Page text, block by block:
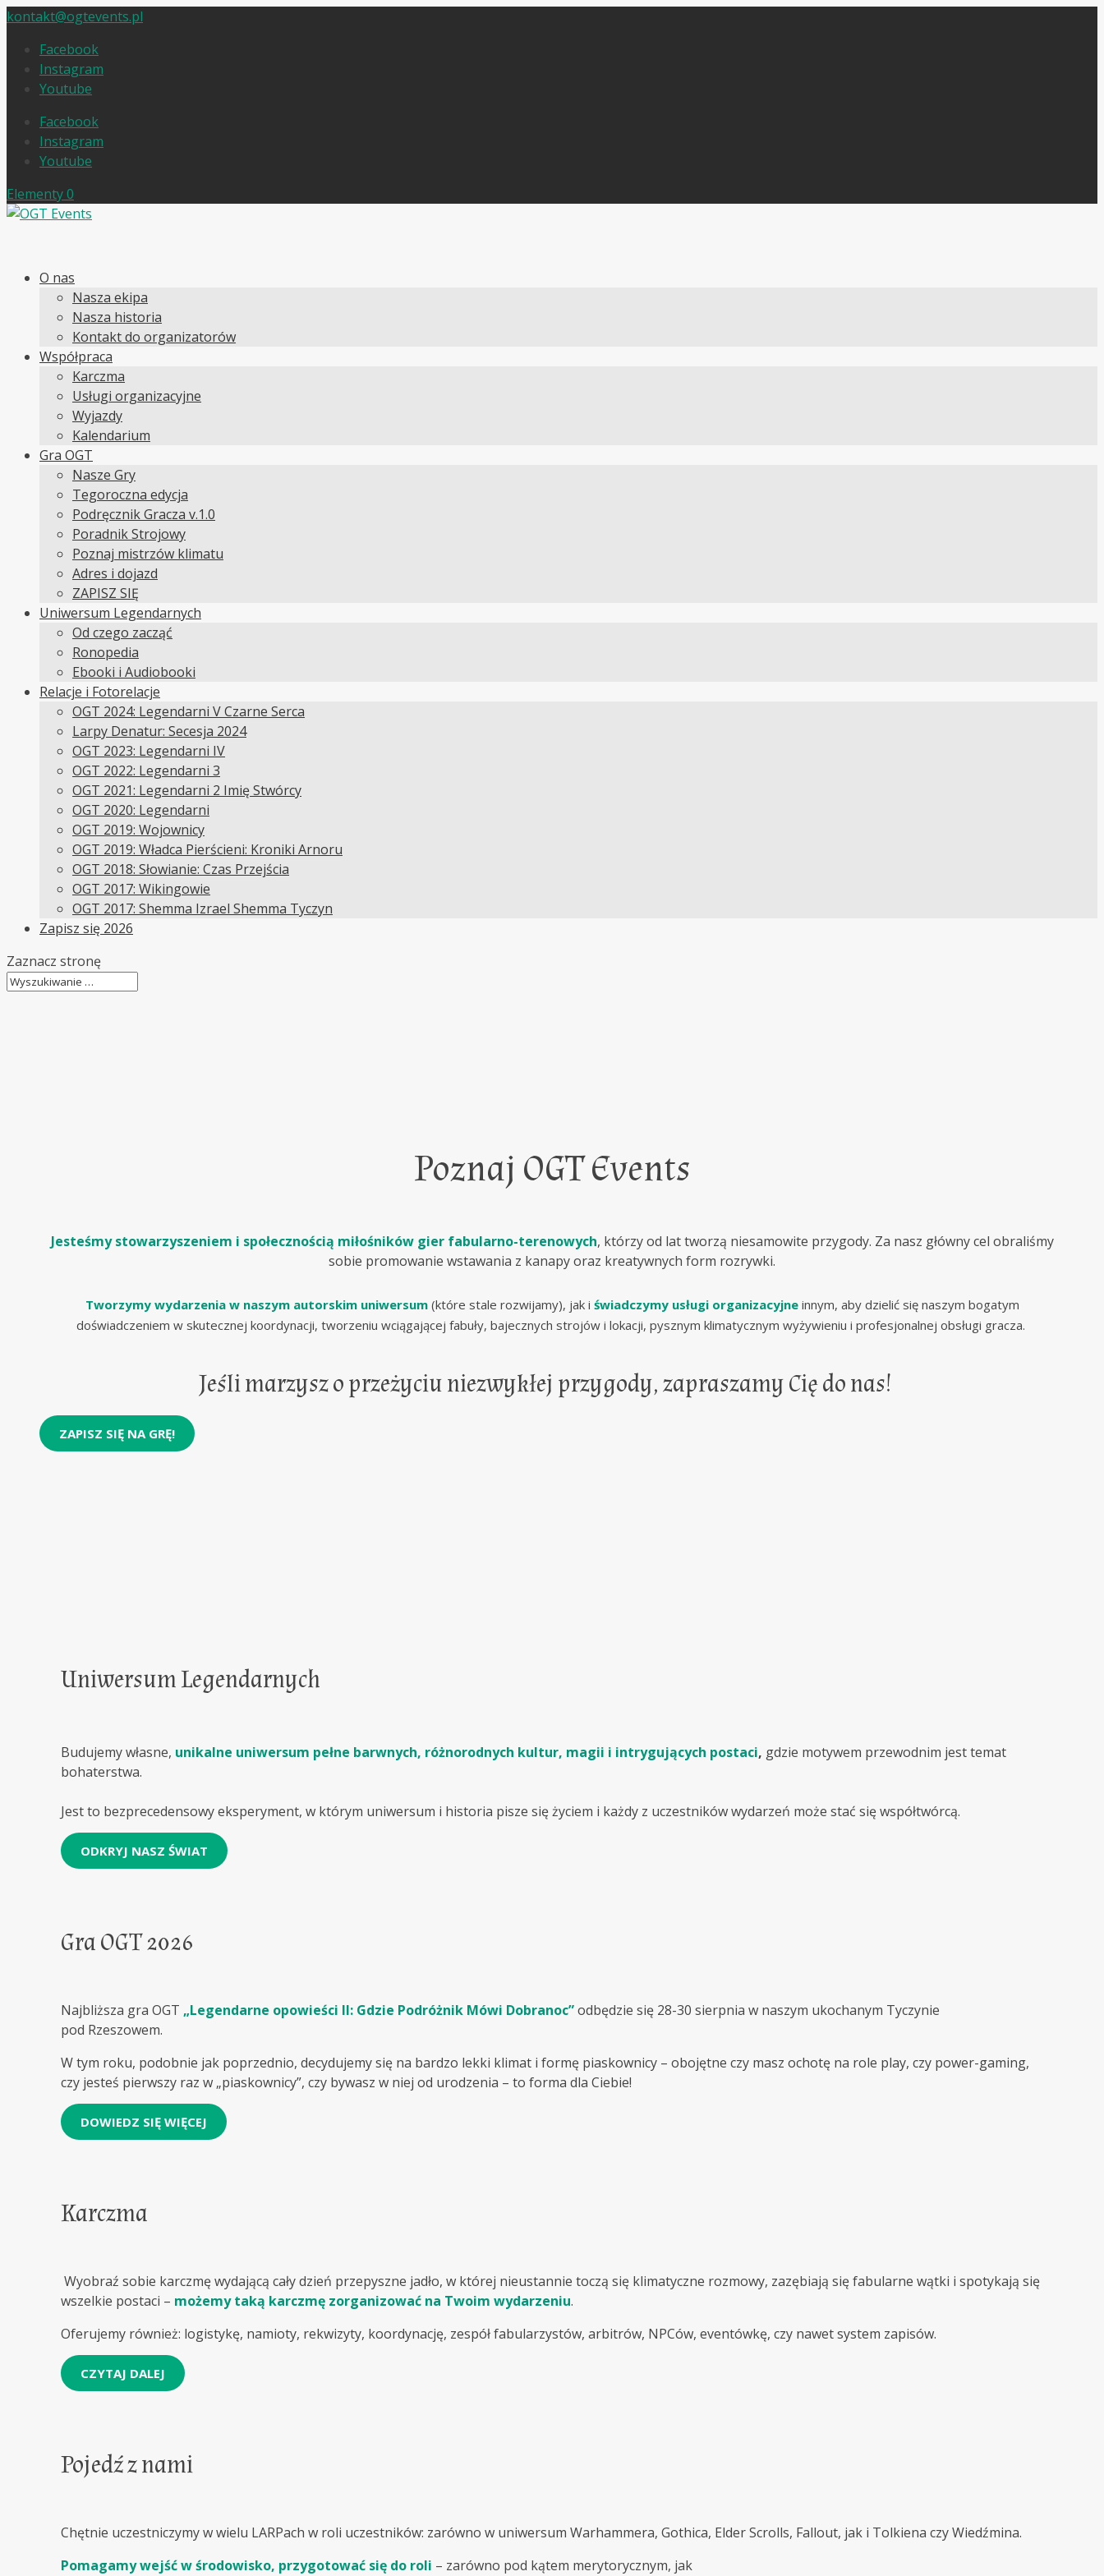
kontakt@ogtevents.pl
Facebook
Instagram
Youtube
Facebook
Instagram
Youtube
Elementy 0
O nas
Nasza ekipa
Nasza historia
Kontakt do organizatorów
Współpraca
Karczma
Usługi organizacyjne
Wyjazdy
Kalendarium
Gra OGT
Nasze Gry
Tegoroczna edycja
Podręcznik Gracza v.1.0
Poradnik Strojowy
Poznaj mistrzów klimatu
Adres i dojazd
ZAPISZ SIĘ
Uniwersum Legendarnych
Od czego zacząć
Ronopedia
Ebooki i Audiobooki
Relacje i Fotorelacje
OGT 2024: Legendarni V Czarne Serca
Larpy Denatur: Secesja 2024
OGT 2023: Legendarni IV
OGT 2022: Legendarni 3
OGT 2021: Legendarni 2 Imię Stwórcy
OGT 2020: Legendarni
OGT 2019: Wojownicy
OGT 2019: Władca Pierścieni: Kroniki Arnoru
OGT 2018: Słowianie: Czas Przejścia
OGT 2017: Wikingowie
OGT 2017: Shemma Izrael Shemma Tyczyn
Zapisz się 2026
Zaznacz stronę
Poznaj OGT Events
Jesteśmy stowarzyszeniem i społecznością miłośników gier fabularno-terenowych, którzy od lat tworzą niesamowite przygody. Za nasz główny cel obraliśmy
sobie promowanie wstawania z kanapy oraz kreatywnych form rozrywki.
Tworzymy wydarzenia w naszym autorskim uniwersum(które stale rozwijamy), jak i świadczymy usługi organizacyjneinnym, aby dzielić się naszym bogatym
doświadczeniem w skutecznej koordynacji, tworzeniu wciągającej fabuły, bajecznych strojów i lokacji, pysznym klimatycznym wyżywieniu i profesjonalnej obsługi gracza.
Jeśli marzysz o przeżyciu niezwykłej przygody, zapraszamy Cię do nas!
ZAPISZ SIĘ NA GRĘ!
Uniwersum Legendarnych
Budujemy własne, unikalne uniwersum pełne barwnych, różnorodnych kultur, magii i intrygujących postaci, gdzie motywem przewodnim jest temat
bohaterstwa.
Jest to bezprecedensowy eksperyment, w którym uniwersum i historia pisze się życiem i każdy z uczestników wydarzeń może stać się współtwórcą.
ODKRYJ NASZ ŚWIAT
Gra OGT 2026
Najbliższa gra OGT „Legendarne opowieści II: Gdzie Podróżnik Mówi Dobranoc”odbędzie się 28-30 sierpnia w naszym ukochanym Tyczynie
pod Rzeszowem.
W tym roku, podobnie jak poprzednio, decydujemy się na bardzo lekki klimat i formę piaskownicy – obojętne czy masz ochotę na role play, czy power-gaming,
czy jesteś pierwszy raz w „piaskownicy”, czy bywasz w niej od urodzenia – to forma dla Ciebie!
DOWIEDZ SIĘ WIĘCEJ
Karczma
Wyobraź sobie karczmę wydającą cały dzień przepyszne jadło, w której nieustannie toczą się klimatyczne rozmowy, zazębiają się fabularne wątki i spotykają się
wszelkie postaci – możemy taką karczmę zorganizować na Twoim wydarzeniu.
Oferujemy również: logistykę, namioty, rekwizyty, koordynację, zespół fabularzystów, arbitrów, NPCów, eventówkę, czy nawet system zapisów.
CZYTAJ DALEJ
Pojedź z nami
Chętnie uczestniczymy w wielu LARPach w roli uczestników: zarówno w uniwersum Warhammera, Gothica, Elder Scrolls, Fallout, jak i Tolkiena czy Wiedźmina.
Pomagamy wejść w środowisko, przygotować się do roli – zarówno pod kątem merytorycznym, jak